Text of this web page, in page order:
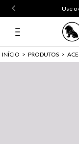
Use o
INÍCIO > PRODUTOS >